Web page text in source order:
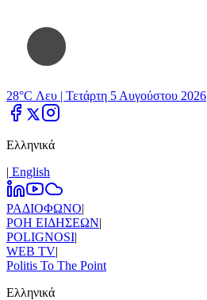
28°C Λευ | Τετάρτη 5 Αυγούστου 2026
Ελληνικά
| Εnglish
ΡΑΔΙΟΦΩΝΟ|
ΡΟΗ ΕΙΔΗΣΕΩΝ|
POLIGNOSI|
WEB TV|
Politis To The Point
Ελληνικά